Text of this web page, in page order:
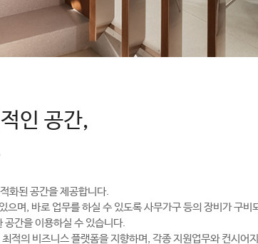
인 공간,
화된 공간을 제공합니다.
며, 바로 업무를 하실 수 있도록 사무가구 등의 장비가 구비
공간을 이용하실 수 있습니다.
적의 비즈니스 플랫폼을 지향하며, 각종 지원업무와 컨시어